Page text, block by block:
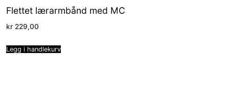
Flettet lærarmbånd med MC
kr 229,00
Legg i handlekurv